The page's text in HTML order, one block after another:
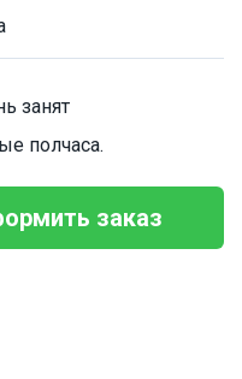
занят
полчаса.
заказ